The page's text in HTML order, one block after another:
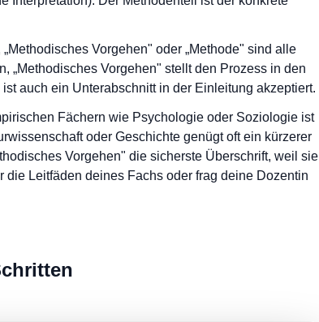
Vorgehen" oder „Methode" sind alle
„Methodisches Vorgehen" stellt den Prozess in den
auch ein Unterabschnitt in der Einleitung akzeptiert.
Fächern wie Psychologie oder Soziologie ist
oder Geschichte genügt oft ein kürzerer
Vorgehen" die sicherste Überschrift, weil sie
Leitfäden deines Fachs oder frag deine Dozentin